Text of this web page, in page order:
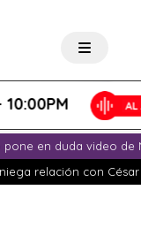
pone en duda video de
relación con